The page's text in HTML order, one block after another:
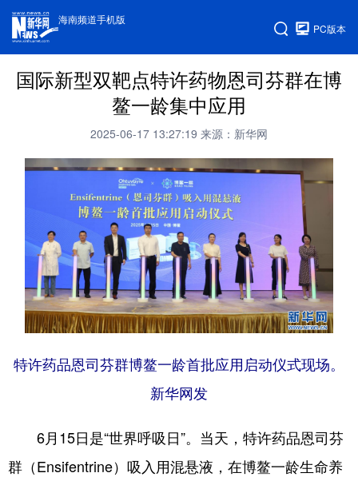
海南频道手机版
PC版本
国际新型双靶点特许药物恩司芬群在博
鳌一龄集中应用
2025-06-17 13:27:19 来源：新华网
特许药品恩司芬群博鳌一龄首批应用启动仪式现场。
新华网发
6月15日是“世界呼吸日”。当天，特许药品恩司芬
群（Ensifentrine）吸入用混悬液，在博鳌一龄生命养